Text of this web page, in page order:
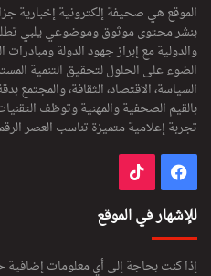
الموقع هي صحيفة إلكترونية إخبارية
بنشر محتوى موثوق وموضوعي يلبي
والدولية مع إبراز جهود الدولة
الضوء على الحلول لتحقيق التنمية
السياسة، الاقتصاد، الثقافة،
بالقيم الصحفية والمهنية وتوظف
تجربة إعلامية متميزة تناسب العصر
فيسبوك
للإشهار في الموقع
إذا كنت بحاجة إلى أي معلومات إضافية